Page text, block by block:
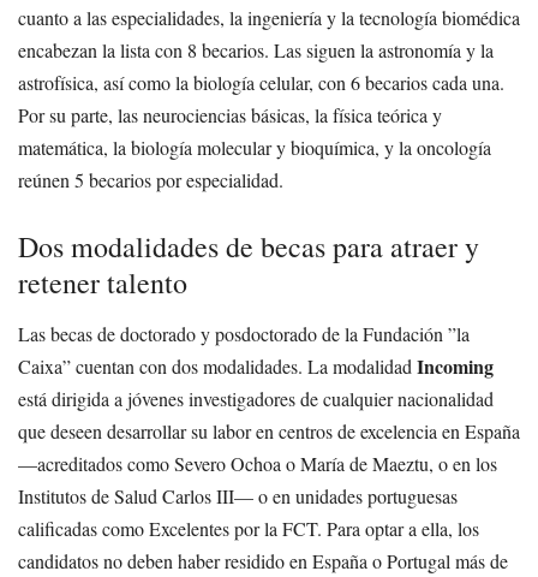
cuanto a las especialidades, la ingeniería y la tecnología biomédica
encabezan la lista con 8 becarios. Las siguen la astronomía y la
astrofísica, así como la biología celular, con 6 becarios cada una.
Por su parte, las neurociencias básicas, la física teórica y
matemática, la biología molecular y bioquímica, y la oncología
reúnen 5 becarios por especialidad.
Dos modalidades de becas para atraer y
retener talento
Las becas de doctorado y posdoctorado de la Fundación ”la
Caixa” cuentan con dos modalidades. La modalidad Incoming
está dirigida a jóvenes investigadores de cualquier nacionalidad
que deseen desarrollar su labor en centros de excelencia en España
—acreditados como Severo Ochoa o María de Maeztu, o en los
Institutos de Salud Carlos III— o en unidades portuguesas
calificadas como Excelentes por la FCT. Para optar a ella, los
candidatos no deben haber residido en España o Portugal más de